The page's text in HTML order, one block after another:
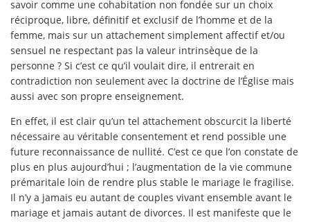
savoir comme une cohabitation non fondée sur un choix
réciproque, libre, définitif et exclusif de l’homme et de la
femme, mais sur un attachement simplement affectif et/ou
sensuel ne respectant pas la valeur intrinsèque de la
personne ? Si c’est ce qu’il voulait dire, il entrerait en
contradiction non seulement avec la doctrine de l’Église mais
aussi avec son propre enseignement.
En effet, il est clair qu’un tel attachement obscurcit la liberté
nécessaire au véritable consentement et rend possible une
future reconnaissance de nullité. C’est ce que l’on constate de
plus en plus aujourd’hui ; l’augmentation de la vie commune
prémaritale loin de rendre plus stable le mariage le fragilise.
Il n’y a jamais eu autant de couples vivant ensemble avant le
mariage et jamais autant de divorces. Il est manifeste que le